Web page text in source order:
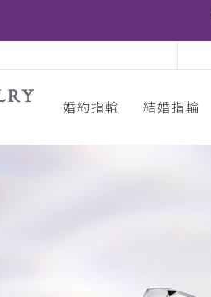
婚約指輪 結婚指輪